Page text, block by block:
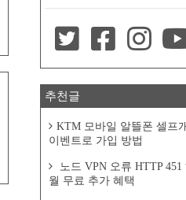
추천글
KTM 모바일 알뜰폰 셀프
이벤트로 가입 방법
노드 VPN 오류 HTTP
월 무료 추가 혜택